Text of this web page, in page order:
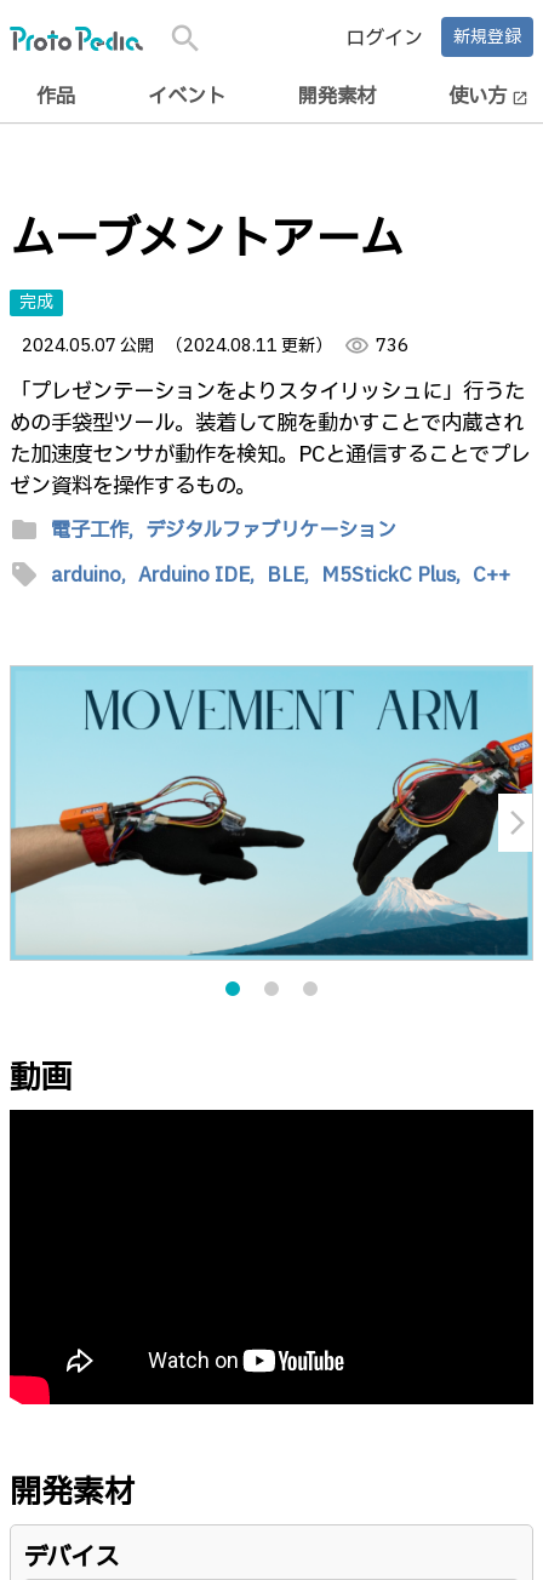
search ログイン 新規登録
作品 イベント 開発素材 使い方 open_in_new
ムーブメントアーム
完成
2024.05.07 公開
（2024.08.11 更新） visibility 736
「プレゼンテーションをよりスタイリッシュに」行うた
めの手袋型ツール。装着して腕を動かすことで内蔵され
た加速度センサが動作を検知。PCと通信することでプレ
ゼン資料を操作するもの。
folder 電子工作, デジタルファブリケーション
sell arduino, Arduino IDE, BLE, M5StickC Plus, C++
arrow_forward_ios
動画
開発素材
デバイス